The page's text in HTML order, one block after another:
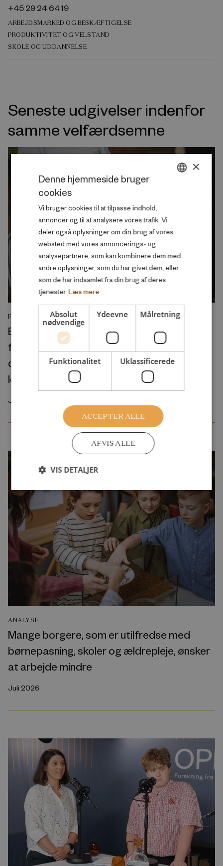
+45 29 24 64 19
ARBEJDSMARKED OG BESKÆFTIGELSE
PRODUKTIVITET OG VELSTAND
SKOLE OG UDDANNELSE
Seneste udgivelser indenfor
samme velfærdsemne
FORSKNINGSRAPPORT
Educational inequalities in the onset of
functional limitations and verbal memory
decline in the United States and Europe: A
longitudinal perspective
Juli 2026
ANALYSE
Mange borgere, som er utilfredse med
børnepasning, skoler og ældrepleje, ønsker
at arbejde mindre
Juli 2026
×
Denne hjemmeside bruger
cookies
Vi bruger cookies til at tilpasse indhold,
annoncer og til at analysere vores trafik. Vi
deler også oplysninger om din brug af vores
websted med vores annoncerings- og
analysepartnere, som kan kombinere dem med
andre oplysninger, som du har givet dem, eller
som de har indsamlet fra din brug af deres
tjenester. Læs mere
Absolut
nødvendige
Ydeevne Målretning
Funktionalitet Uklassificerede
ACCEPTER ALLE
AFVIS ALLE
VIS DETALJER